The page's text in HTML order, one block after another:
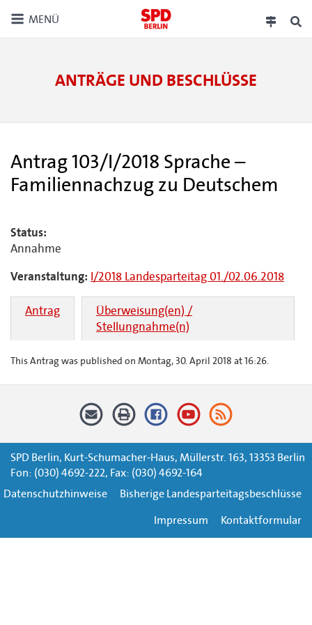
MENÜ
ANTRÄGE UND BESCHLÜSSE
Antrag 103/I/2018 Sprache –
Familiennachzug zu Deutschem
Status:
Annahme
Veranstaltung: I/2018 Landesparteitag 01./02.06.2018
Antrag
Überweisung(en) /
Stellungnahme(n)
This Antrag was published on Montag, 30. April 2018 at 16:26.
SPD Berlin, Kurt-Schumacher-Haus, Müllerstr. 163, 13353 Berlin
Fon: (030) 4692-222, Fax: (030) 4692-164
Datenschutzhinweise
Bisherige Landesparteitagsbeschlüsse
Impressum
Kontaktformular